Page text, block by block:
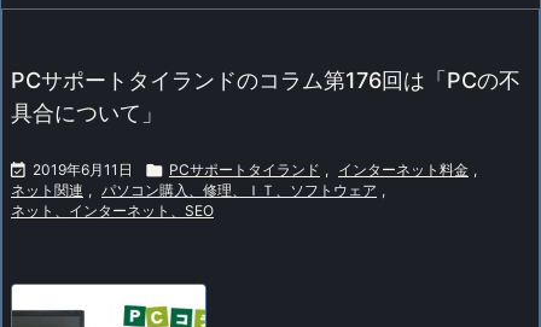
PCサポートタイランドのコラム第176回は「PCの不
具合について」
 2019年6月11日  PCサポートタイランド , インターネット料金 ,
ネット関連 , パソコン購入、修理、ＩＴ、ソフトウェア ,
ネット、インターネット、SEO